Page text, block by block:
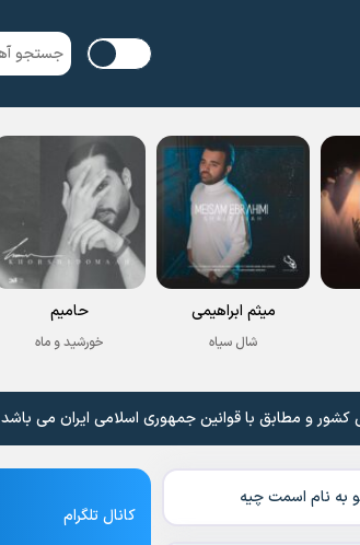
میثم ابراهیمی
شال سیاه
حامیم
خورشید و ماه
کشور و مطابق با قوانین جمهوری اسلامی ایران می باشد
به نام اسمت چیه
کانال تلگرام